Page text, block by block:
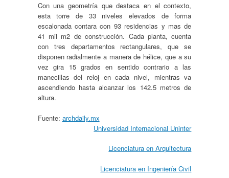
Con una geometría que destaca en el contexto,
esta torre de 33 niveles elevados de forma
escalonada contara con 93 residencias y mas de
41 mil m2 de construcción. Cada planta, cuenta
con tres departamentos rectangulares, que se
disponen radialmente a manera de hélice, que a su
vez gira 15 grados en sentido contrario a las
manecillas del reloj en cada nivel, mientras va
ascendiendo hasta alcanzar los 142.5 metros de
altura.
Fuente: archdaily.mx
Universidad Internacional Uninter
Licenciatura en Arquitectura
Licenciatura en Ingeniería Civil